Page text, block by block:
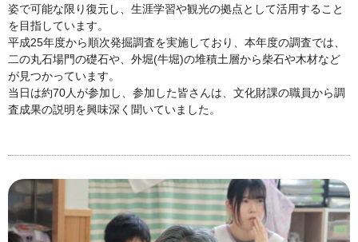
姿で可能な限り復元し、生涯学習や観光の拠点として活用すること
を目指しています。
平成25年度から順次発掘調査を実施しており、本年度の調査では、
二の丸石場門の礎石や、外堀(牛堀)の堆積土層から柴石や木材など
が見つかっています。
当日は約70人が参加し、参加した皆さんは、文化財課の職員から調
査成果の説明を興味深く聞いていました。